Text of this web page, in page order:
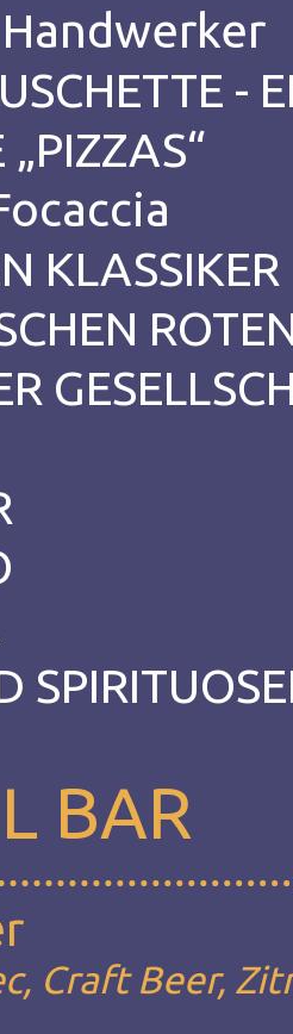
-
KLASSIKER
BAR
Craft Beer,